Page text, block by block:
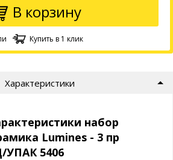
В корзину
Купить в 1 клик
Характеристики
набор
Lumines - 3 пр
5406